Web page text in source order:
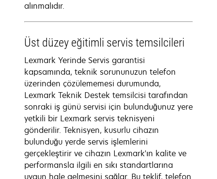
alınmalıdır.
Üst düzey eğitimli servis temsilcileri
Lexmark Yerinde Servis garantisi
kapsamında, teknik sorununuzun telefon
üzerinden çözülememesi durumunda,
Lexmark Teknik Destek temsilcisi tarafından
sonraki iş günü servisi için bulunduğunuz yere
yetkili bir Lexmark servis teknisyeni
gönderilir. Teknisyen, kusurlu cihazın
bulunduğu yerde servis işlemlerini
gerçekleştirir ve cihazın Lexmark'ın kalite ve
performansla ilgili en sıkı standartlarına
uygun hale gelmesini sağlar. Bu teklif, telefon